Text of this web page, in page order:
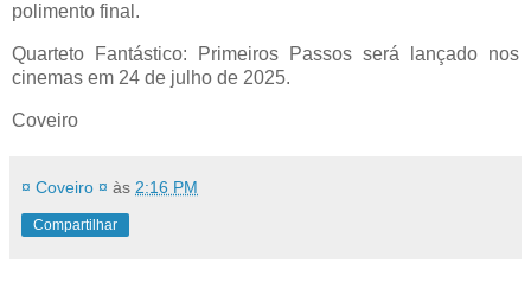
polimento final.
Quarteto Fantástico: Primeiros Passos será lançado nos
cinemas em 24 de julho de 2025.
Coveiro
¤ Coveiro ¤ às 2:16 PM
Compartilhar